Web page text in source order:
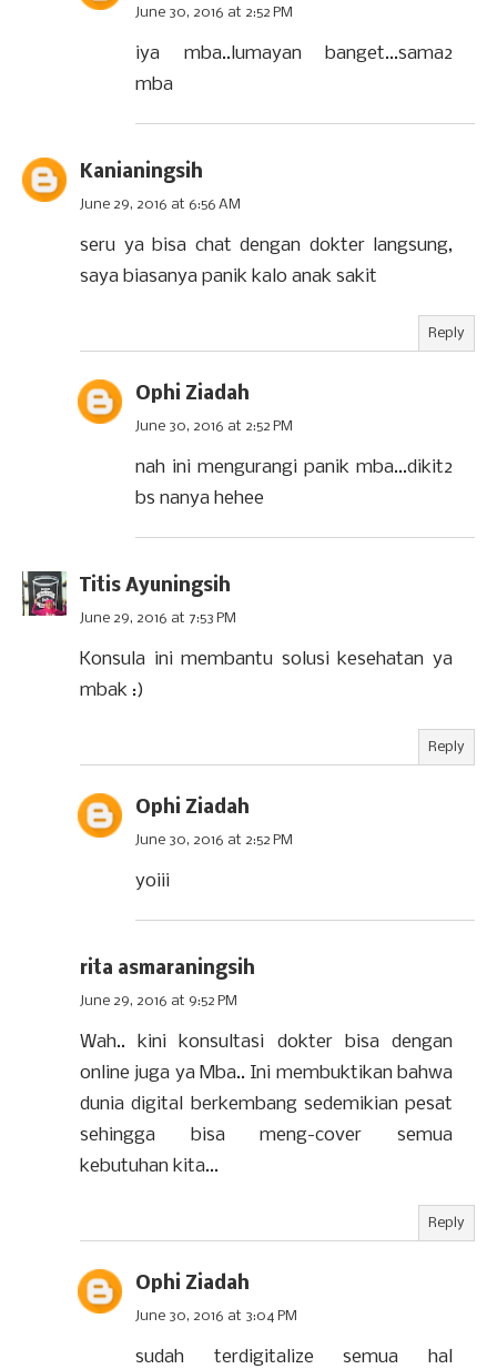
June 30, 2016 at 2:52 PM
iya mba..lumayan banget...sama2
mba
Kanianingsih
June 29, 2016 at 6:56 AM
seru ya bisa chat dengan dokter langsung,
saya biasanya panik kalo anak sakit
Reply
Ophi Ziadah
June 30, 2016 at 2:52 PM
nah ini mengurangi panik mba...dikit2
bs nanya hehee
Titis Ayuningsih
June 29, 2016 at 7:53 PM
Konsula ini membantu solusi kesehatan ya
mbak :)
Reply
Ophi Ziadah
June 30, 2016 at 2:52 PM
yoiii
rita asmaraningsih
June 29, 2016 at 9:52 PM
Wah.. kini konsultasi dokter bisa dengan
online juga ya Mba.. Ini membuktikan bahwa
dunia digital berkembang sedemikian pesat
sehingga bisa meng-cover semua
kebutuhan kita...
Reply
Ophi Ziadah
June 30, 2016 at 3:04 PM
sudah terdigitalize semua hal